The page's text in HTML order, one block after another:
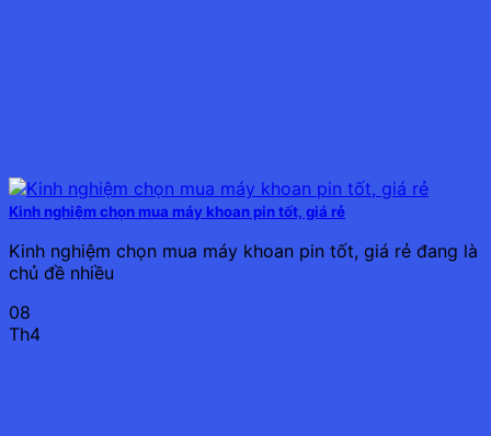
Kinh nghiệm chọn mua máy khoan pin tốt, giá rẻ
Kinh nghiệm chọn mua máy khoan pin tốt, giá rẻ đang là
chủ đề nhiều
08
Th4